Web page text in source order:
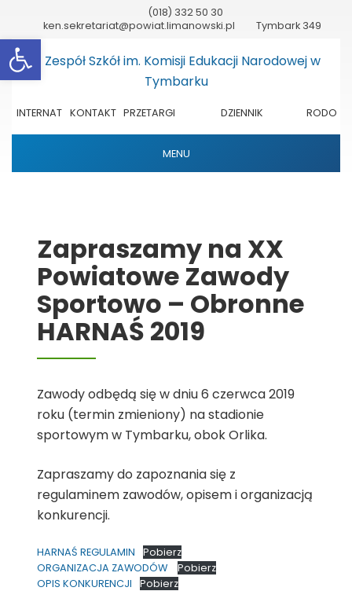
(018) 332 50 30
ken.sekretariat@powiat.limanowski.pl
Tymbark 349
INTERNAT KONTAKT PRZETARGI
DZIENNIK
RODO
MENU
Zapraszamy na XX
Powiatowe Zawody
Sportowo – Obronne
HARNAŚ 2019
Zawody odbędą się w dniu 6 czerwca 2019
roku (termin zmieniony) na stadionie
sportowym w Tymbarku, obok Orlika.
Zapraszamy do zapoznania się z
regulaminem zawodów, opisem i organizacją
konkurencji.
HARNAŚ REGULAMIN
Pobierz
ORGANIZACJA ZAWODÓW
Pobierz
OPIS KONKURENCJI
Pobierz
Otwórz pasek narzędzi